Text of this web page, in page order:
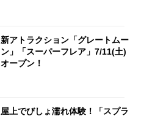
新アトラクション「グレートムー
ン」「スーパーフレア」7/11(土)
オープン！
屋上でびしょ濡れ体験！「スプラ